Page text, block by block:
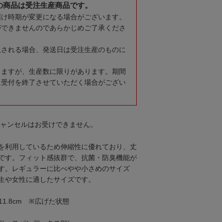
商品は受注生産商品です。
時期が変更になる場合がございます。
きませんのであらかじめご了承くださ
れる場合、発送日は受注生産のものに
すが、生産数に限りがあります。期間
付を終了させていただく場合がござい
ンセルはお受けできません。
利用しているため伸縮性に優れており、丈
す。フィット感抜群で、抗菌・防臭機能が
。レギュラーに比べやや小さめのサイズ
や女性に適したサイズです。
※広げた状態